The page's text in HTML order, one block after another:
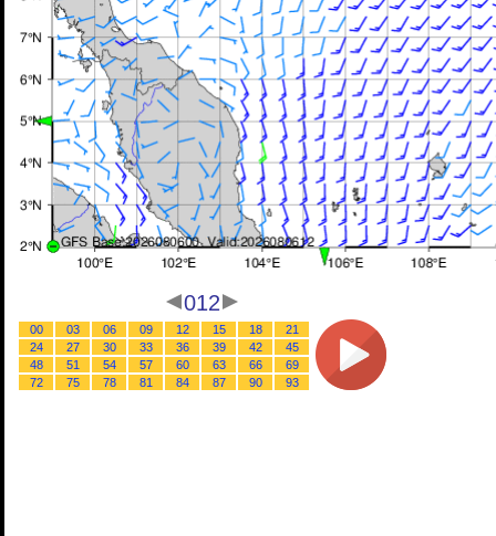
012
00 03 06 09 12 15 18
21
24
27 30 33 36 39 42
45
48
51 54 57 60 63 66
69
72
75 78 81 84 87 90 93